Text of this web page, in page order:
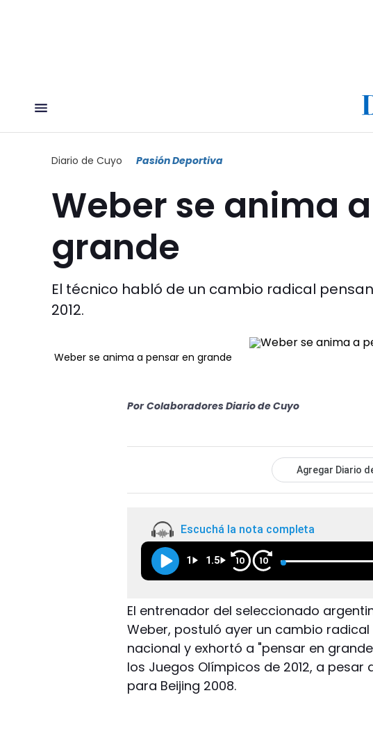
Diario de Cuyo Pasión Deportiva
Weber se anima
grande
El técnico habló de un cambio radical
2012.
Weber se anima a pensar en grande
Por Colaboradores Diario de Cuyo
Agregar Diario
Escuchá la nota completa
1 1.5 10 10
El entrenador del seleccionado
Weber, postuló ayer un cambio
nacional y exhortó a "pensar en
los Juegos Olímpicos de 2012, a
para Beijing 2008.